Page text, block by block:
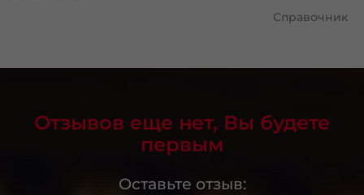
Справочник
Отзывов еще нет, Вы будете
первым
Оставьте отзыв: